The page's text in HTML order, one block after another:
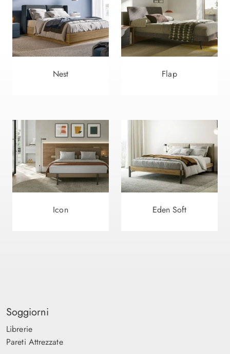
Nest Flap
Icon Eden Soft
Soggiorni
Librerie
Pareti Attrezzate